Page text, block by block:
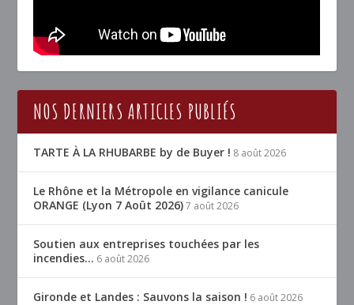
NOS DERNIERS ARTICLES PUBLIÉS
TARTE À LA RHUBARBE by de Buyer ! 8 août 2026
Le Rhône et la Métropole en vigilance canicule
ORANGE (Lyon 7 Août 2026) 7 août 2026
Soutien aux entreprises touchées par les
incendies… 6 août 2026
Gironde et Landes : Sauvons la saison ! 6 août 2026